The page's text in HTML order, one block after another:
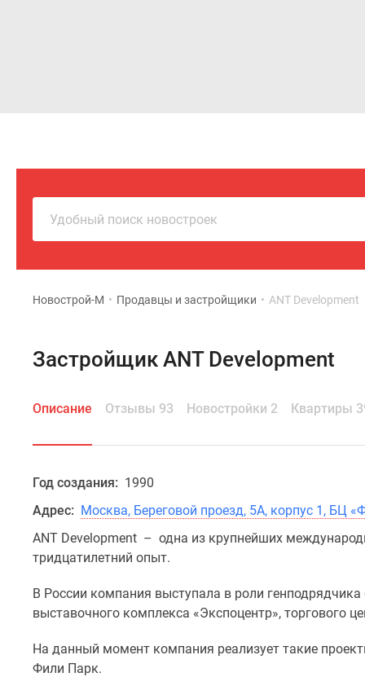
Удобный поиск новостроек
Новострой-М • Продавцы и застройщики • ANT Development
Застройщик ANT Development
Описание Отзывы 93 Новостройки 2 Квартиры
Год создания: 1990
Адрес: Москва, Береговой проезд, 5А, корпус 1, БЦ
ANT Development – одна из крупнейших
тридцатилетний опыт.
В России компания выступала в роли
выставочного комплекса «Экспоцентр», торгового
На данный момент компания реализует такие
Фили Парк.